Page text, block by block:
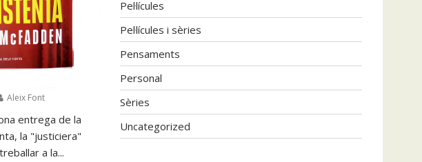
Aleix Font
entrega de la
la "justiciera"
a la...
Pel·lícules
Pel·lícules i sèries
Pensaments
Personal
Sèries
Uncategorized